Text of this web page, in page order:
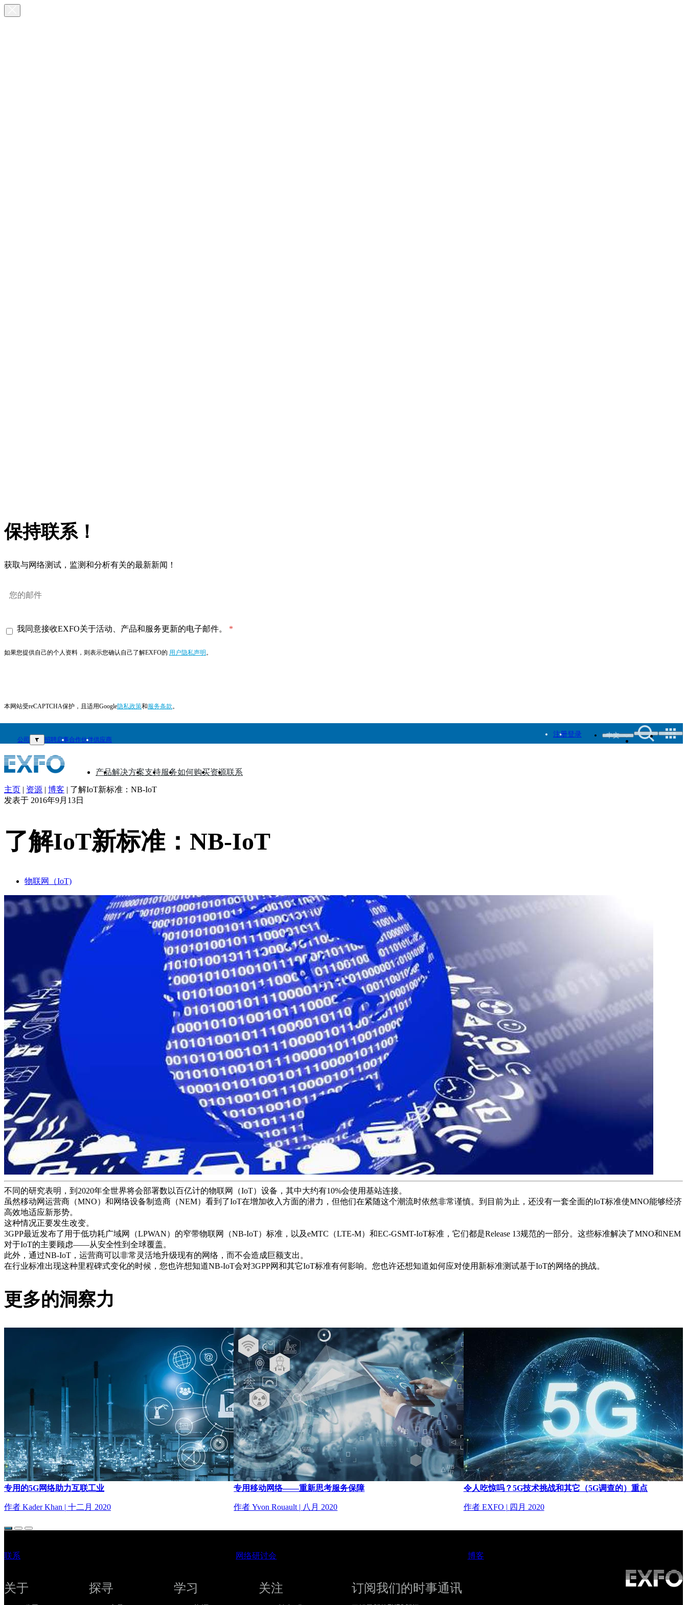
保持联系！
获取与网络测试，监测和分析有关的最新新闻！
我同意接收EXFO关于活动、产品和服务更新的电子邮件。
如果您提供自己的个人资料，则表示您确认自己了解EXFO的 用户隐私声明 。
本网站受reCAPTCHA保护，且适用Google隐私政策和服务条款。
公司 ▼ 招聘启事合作伙伴供应商
注册登录 中文
产品
▼ 解决方案
▼ 支持
▼ 服务
▼ 如何购买
▼ 资源
▼ 联系
▼
ZH
品
解
支
持
购
买
资
源
联
系
注
册
登
录
公
司
招
聘
事
合
作
伙
伴
供
应
商
主页 | 资源 | 博客 | 了解IoT新标准：NB-IoT
发表于 2016年9月13日
了解IoT新标准：NB-IoT
物联网（IoT)
不同的研究表明，到2020年全世界将会部署数以百亿计的物联网（IoT）设备，其中大约有10%会使用基站连接。
虽然移动网运营商（MNO）和网络设备制造商（NEM）看到了IoT在增加收入方面的潜力，但他们在紧随这个潮流时依然非常谨慎。到目前为止，还没有一套全面的IoT标准使MNO能够经济
高效地适应新形势。
这种情况正要发生改变。
3GPP最近发布了用于低功耗广域网（LPWAN）的窄带物联网（NB-IoT）标准，以及eMTC（LTE-M）和EC-GSMT-IoT标准，它们都是Release 13规范的一部分。这些标准解决了MNO和NEM
对于IoT的主要顾虑——从安全性到全球覆盖。
此外，通过NB-IoT，运营商可以非常灵活地升级现有的网络，而不会造成巨额支出。
在行业标准出现这种里程碑式变化的时候，您也许想知道NB-IoT会对3GPP网和其它IoT标准有何影响。您也许还想知道如何应对使用新标准测试基于IoT的网络的挑战。
更多的洞察力
专用的5G网络助力互联工业
作者 Kader Khan | 十二月 2020
专用移动网络——重新思考服务保障
作者 Yvon Rouault | 八月 2020
令人吃惊吗？5G技术挑战和其它（5G调查的）重点
作者 EXFO | 四月 2020
联系 网络研讨会 博客
关于 探寻 学习 关注 订阅我们的时事通讯